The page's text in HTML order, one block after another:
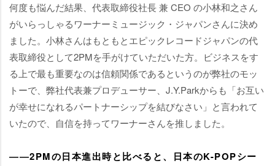
何度も悩んだ結果、代表取締役社長 兼 CEO の小林和之さん
がいらっしゃるワーナーミュージック・ジャパンさんに決め
ました。小林さんはもともとエピックレコードジャパンの代
表取締役として2PMを手がけていただいた方。ビジネスをす
る上で最も重要なのは信頼関係であるというのが弊社のモッ
トーで、弊社代表兼プロデューサー、J.Y.Parkからも「お互い
が幸せになれるパートナーシップを結びなさい」と言われて
いたので、自信を持ってワーナーさんを推しました。
――2PMの日本進出時と比べると、日本のK-POPシー